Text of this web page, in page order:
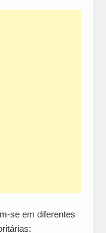
se em diferentes